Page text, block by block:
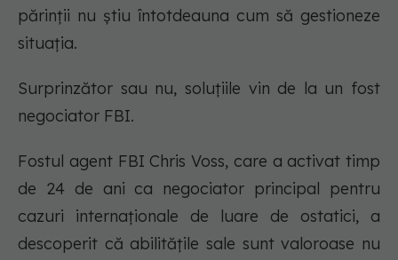
părinții nu știu întotdeauna cum să gestioneze
situația.
Surprinzător sau nu, soluțiile vin de la un fost
negociator FBI.
Fostul agent FBI Chris Voss, care a activat timp
de 24 de ani ca negociator principal pentru
cazuri internaționale de luare de ostatici, a
descoperit că abilitățile sale sunt valoroase nu